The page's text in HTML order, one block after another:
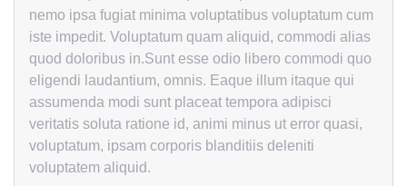
nemo ipsa fugiat minima voluptatibus voluptatum cum
iste impedit. Voluptatum quam aliquid, commodi alias
quod doloribus in.Sunt esse odio libero commodi quo
eligendi laudantium, omnis. Eaque illum itaque qui
assumenda modi sunt placeat tempora adipisci
veritatis soluta ratione id, animi minus ut error quasi,
voluptatum, ipsam corporis blanditiis deleniti
voluptatem aliquid.